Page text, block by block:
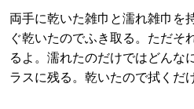
両手に乾いた雑巾と濡れ雑巾を
ぐ乾いたのでふき取る。ただそ
るよ。濡れたのだけではどんな
ラスに残る。乾いたので拭くだ